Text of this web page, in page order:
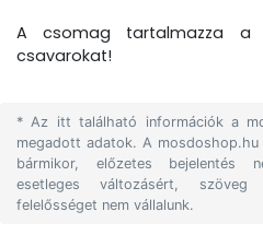
A csomag tartalmazza a
csavarokat!
* Az itt található információk a
megadott adatok. A
bármikor, előzetes bejelentés
esetleges változásért,
felelősséget nem vállalunk.